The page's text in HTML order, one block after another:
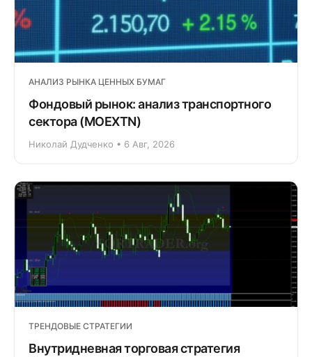
АНАЛИЗ РЫНКА ЦЕННЫХ БУМАГ
Фондовый рынок: анализ транспортного
сектора (MOEXTN)
Николай Дудченко • 6 Авг, 2026
ТРЕНДОВЫЕ СТРАТЕГИИ
Внутридневная торговая стратегия